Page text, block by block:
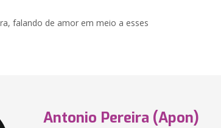
falando de amor em meio a esses
Antonio Pereira (Apon)